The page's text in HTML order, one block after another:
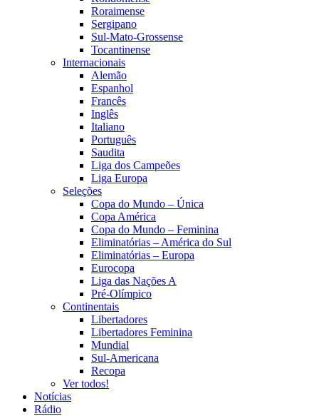
Roraimense
Sergipano
Sul-Mato-Grossense
Tocantinense
Internacionais
Alemão
Espanhol
Francês
Inglês
Italiano
Português
Saudita
Liga dos Campeões
Liga Europa
Seleções
Copa do Mundo – Única
Copa América
Copa do Mundo – Feminina
Eliminatórias – América do Sul
Eliminatórias – Europa
Eurocopa
Liga das Nações A
Pré-Olímpico
Continentais
Libertadores
Libertadores Feminina
Mundial
Sul-Americana
Recopa
Ver todos!
Notícias
Rádio